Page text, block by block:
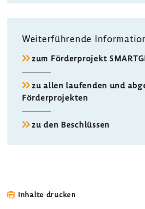
Weiter­füh­rende
zum Förder­pro­jekt
zu allen laufenden und
Förder­pro­jekten
zu den Beschlüssen
Inhalte drucken